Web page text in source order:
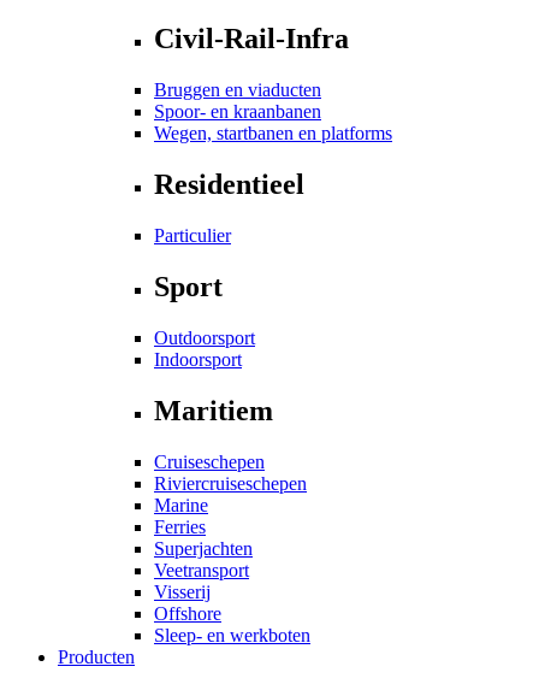
Civil-Rail-Infra
Bruggen en viaducten
Spoor- en kraanbanen
Wegen, startbanen en platforms
Residentieel
Particulier
Sport
Outdoorsport
Indoorsport
Maritiem
Cruiseschepen
Riviercruiseschepen
Marine
Ferries
Superjachten
Veetransport
Visserij
Offshore
Sleep- en werkboten
Producten